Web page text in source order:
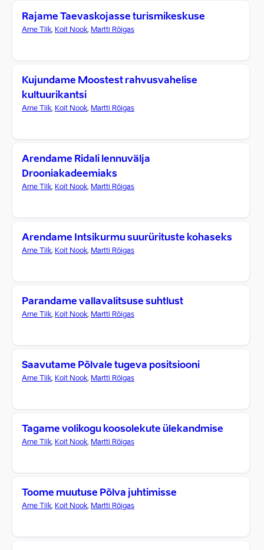
Rajame Taevaskojasse turismikeskuse
Arne Tilk, Koit Nook, Martti Rõigas
Kujundame Moostest rahvusvahelise
kultuurikantsi
Arne Tilk, Koit Nook, Martti Rõigas
Arendame Ridali lennuvälja
Drooniakadeemiaks
Arne Tilk, Koit Nook, Martti Rõigas
Arendame Intsikurmu suurürituste kohaseks
Arne Tilk, Koit Nook, Martti Rõigas
Parandame vallavalitsuse suhtlust
Arne Tilk, Koit Nook, Martti Rõigas
Saavutame Põlvale tugeva positsiooni
Arne Tilk, Koit Nook, Martti Rõigas
Tagame volikogu koosolekute ülekandmise
Arne Tilk, Koit Nook, Martti Rõigas
Toome muutuse Põlva juhtimisse
Arne Tilk, Koit Nook, Martti Rõigas